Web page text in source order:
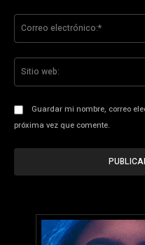
Guardar mi nombre, correo
próxima vez que comente.